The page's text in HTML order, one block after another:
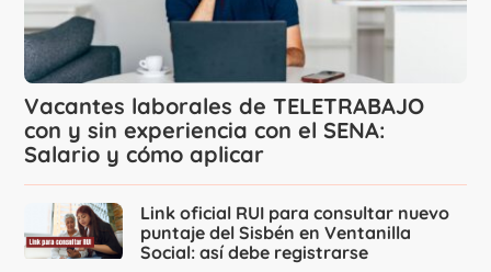
Vacantes laborales de TELETRABAJO
con y sin experiencia con el SENA:
Salario y cómo aplicar
Link oficial RUI para consultar nuevo
puntaje del Sisbén en Ventanilla
Social: así debe registrarse